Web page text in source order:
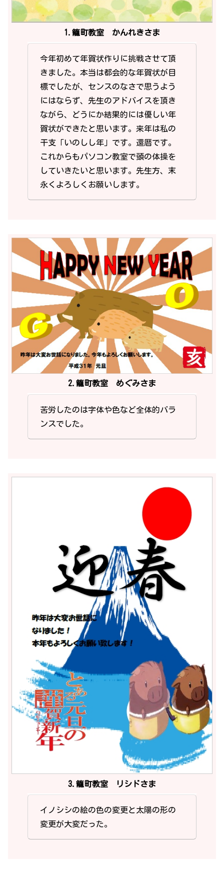
1.籠町教室 かんれきさま
今年初めて年賀状作りに挑戦させて頂
きました。本当は都会的な年賀状が目
標でしたが、センスのなさで思うよう
にはならず、先生のアドバイスを頂き
ながら、どうにか結果的には優しい年
賀状ができたと思います。来年は私の
干支「いのしし年」です。還暦です。
これからもパソコン教室で頭の体操を
していきたいと思います。先生方、末
永くよろしくお願いします。
2.籠町教室 めぐみさま
苦労したのは字体や色など全体的バラ
ンスでした。
3.籠町教室 リシドさま
イノシシの絵の色の変更と太陽の形の
変更が大変だった。